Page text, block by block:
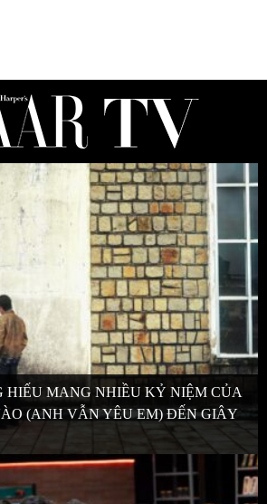
HIẾU MANG NHIỀU KỶ NIỆM CỦA
(ANH VẪN YÊU EM) ĐẾN GIÂY